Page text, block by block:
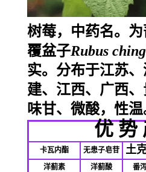
树莓，中药名。
覆盆子Rubus
实。分布于江苏
建、江西、广西
味甘、微酸，性温
优 势
卡瓦内酯 无患子皂苷 土
洋蓟素
洋蓟酸 番